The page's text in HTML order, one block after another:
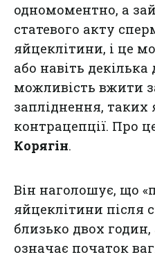
одномоментно, а
статевого акту
яйцеклітини, і це
або навіть
можливість вжити
запліднення,
контрацепції. Про
Корягін.
Він наголошує, що
яйцеклітини після
близько двох
означає початок